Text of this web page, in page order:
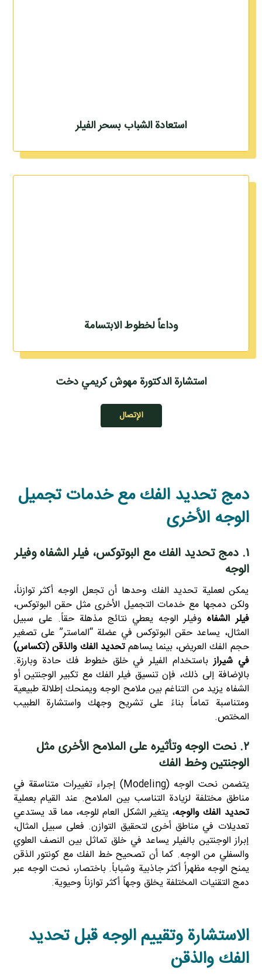
استعادة الشباب بسحر الفيلر
وداعاً لخطوط الابتسامة
استشارة الدكتورة مهوش كريمي دخت
الإتصال
دمج تحديد الفك مع خدمات تجميل
الوجه الأخرى
۱. دمج تحديد الفك مع البوتوكس، فيلر الشفاه وفيلر
الوجه
يمكن لعملية تحديد الفك وحدها أن تجعل الوجه أكثر توازناً،
ولكن دمجها مع خدمات التجميل الأخرى مثل حقن البوتوكس،
فيلر الشفاهوفيلر الوجه يعطي نتائج مذهلة حقاً. على سبيل
المثال، يساعد حقن البوتوكس في عضلة “الماستر” على تصغير
حجم الفك العريض، بينما يساهمتحديد الفك والذقن (تكساس)
في شيرازباستخدام الفيلر في خلق خطوط فك حادة وبارزة.
بالإضافة إلى ذلك، فإن تنسيق فيلر الفك مع تكبير الوجنتين أو
الشفاه يزيد من التناغم بين ملامح الوجه ويمنحك إطلالة طبيعية
ومتناسبة تماماً بناءً على تشريح وجهك واستشارة الطبيب
المختص.
۲. نحت الوجه وتأثيره على الملامح الأخرى مثل
الوجنتين وخط الفك
يتضمن نحت الوجه (Modeling) إجراء تغييرات متناسقة في
مناطق مختلفة لزيادة التناسب بين الملامح. عند القيام بعملية
تحديد الفك والوجه، يتغير الشكل العام للوجه، مما قد يستدعي
تعديلات في مناطق أخرى لتحقيق التوازن. فعلى سبيل المثال،
إبراز الوجنتين بالفيلر يساعد في خلق تماثل بين النصف العلوي
والسفلي من الوجه. كما أن تصحيح خط الفك مع كونتور الذقن
يمنح الوجه مظهراً أكثر جاذبية وشباباً. باختصار، نحت الوجه عبر
دمج التقنيات المختلفة يخلق وجهاً أكثر توازناً وحيوية.
الاستشارة وتقييم الوجه قبل تحديد
الفك والذقن